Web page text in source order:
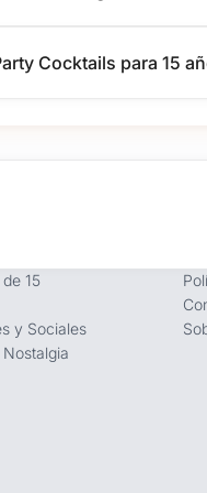
Cocktails para 15
15
y Sociales